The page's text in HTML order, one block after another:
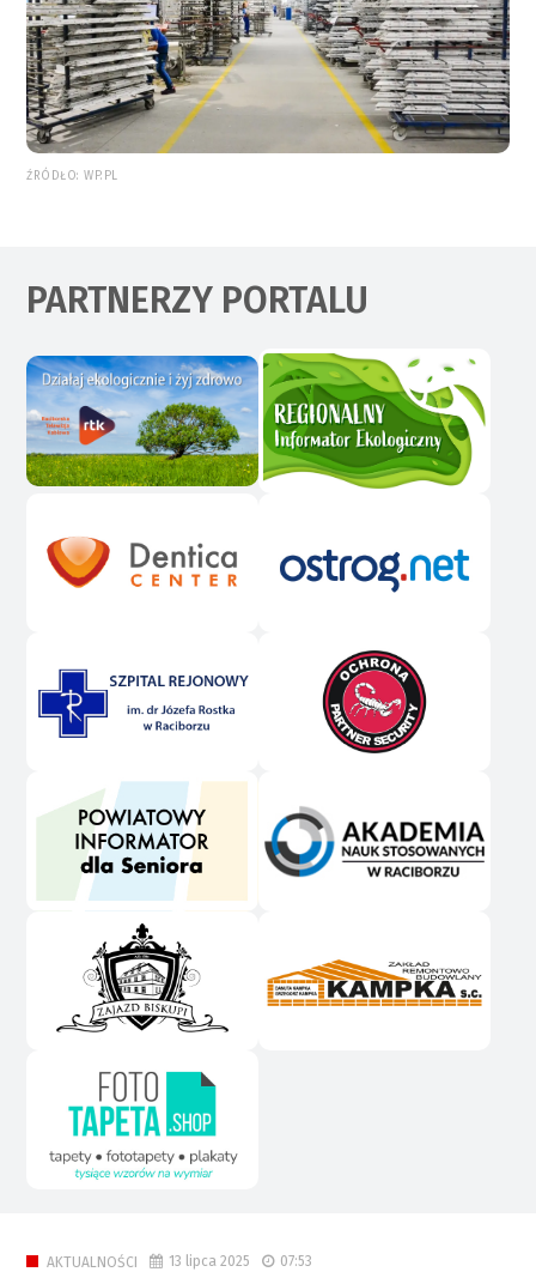
ŹRÓDŁO: WP.PL
PARTNERZY PORTALU
AKTUALNOŚCI 13 lipca 2025 07:53